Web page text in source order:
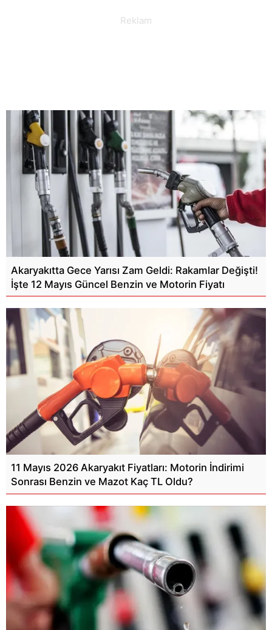
Akaryakıtta Gece Yarısı Zam Geldi: Rakamlar Değişti!
İşte 12 Mayıs Güncel Benzin ve Motorin Fiyatı
11 Mayıs 2026 Akaryakıt Fiyatları: Motorin İndirimi
Sonrası Benzin ve Mazot Kaç TL Oldu?